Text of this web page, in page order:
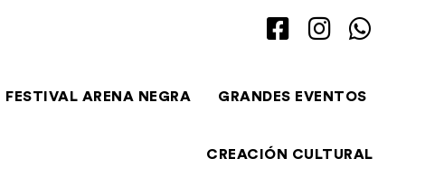
FESTIVAL ARENA NEGRA GRANDES EVENTOS
CREACIÓN CULTURAL